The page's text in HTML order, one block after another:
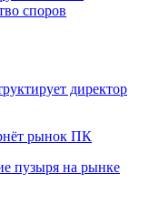
споров
директор
рынок ПК
пузыря на рынке